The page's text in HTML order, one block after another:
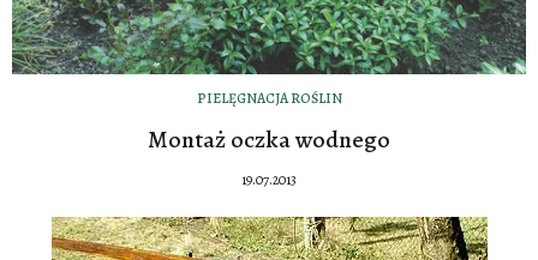
PIELĘGNACJA ROŚLIN
Montaż oczka wodnego
19.07.2013